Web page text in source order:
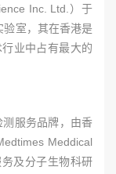
Inc. Ltd.）于
验室，其在香港是
业中占有最大的
服务品牌，由香
Meddical
及分子生物科研